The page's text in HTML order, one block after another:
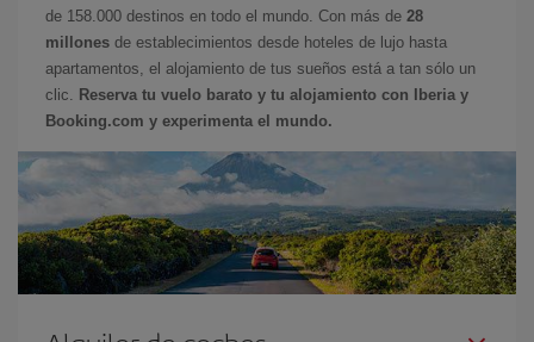
de 158.000 destinos en todo el mundo. Con más de 28
millones de establecimientos desde hoteles de lujo hasta
apartamentos, el alojamiento de tus sueños está a tan sólo un
clic.
Reserva tu vuelo barato y tu alojamiento con Iberia y
Booking.com y experimenta el mundo.